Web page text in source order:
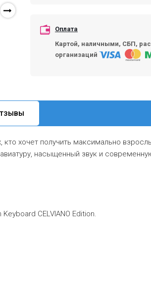
Оплата
Картой, наличными, СБП,
организаций
хочет получить максимально
насыщенный звук и
CELVIANO Edition.